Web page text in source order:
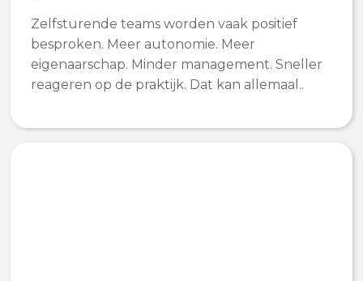
Zelfsturende teams worden vaak positief
besproken. Meer autonomie. Meer
eigenaarschap. Minder management. Sneller
reageren op de praktijk. Dat kan allemaal..